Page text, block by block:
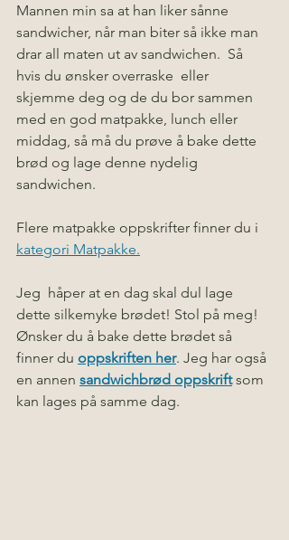
Mannen min sa at han liker sånne
sandwicher, når man biter så ikke man
drar all maten ut av sandwichen.  Så
hvis du ønsker overraske  eller
skjemme deg og de du bor sammen
med en god matpakke, lunch eller
middag, så må du prøve å bake dette
brød og lage denne nydelig
sandwichen.
Flere matpakke oppskrifter finner du i
kategori Matpakke.
Jeg  håper at en dag skal dul lage
dette silkemyke brødet! Stol på meg!
Ønsker du å bake dette brødet så
finner du oppskriften her. Jeg har også
en annen sandwichbrød oppskrift som
kan lages på samme dag.